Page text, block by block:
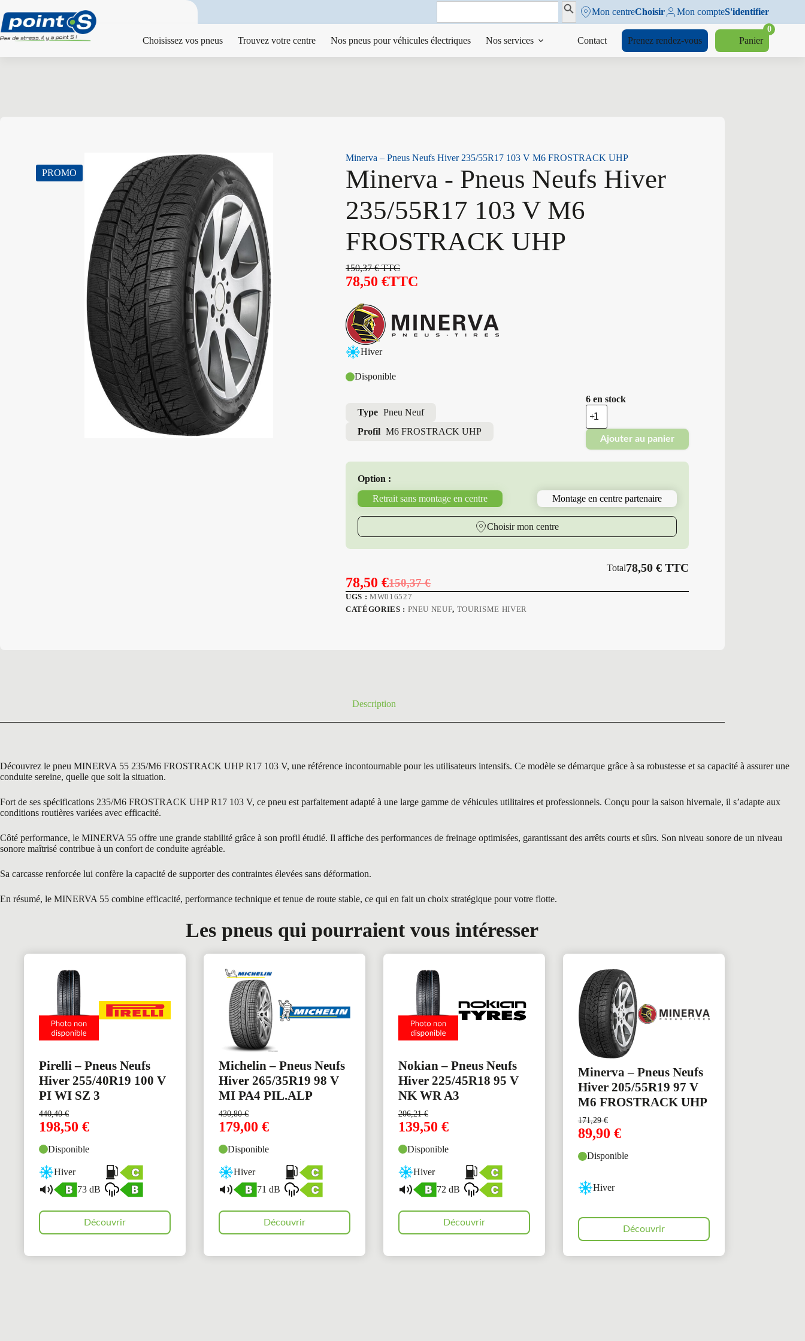
au
contenu
Search
Search ButtonMon centreChoisir Mon compteS'identifier
Choisissez vos pneus Trouvez votre centre Nos pneus pour véhicules électriques Nos services Contact Prenez rendez-vous Panier
0
PROMO
Minerva – Pneus Neufs Hiver 235/55R17 103 V M6 FROSTRACK UHP
Minerva - Pneus Neufs Hiver
235/55R17 103 V M6
FROSTRACK UHP
150,37€TTC
78,50€TTC
Hiver
Disponible
Type Pneu Neuf
Profil M6 FROSTRACK UHP
6 en stock
quantité
de
Minerva
Pneus
Neufs
103
V
Ajouter au panier
Option :
Retrait sans montage en centre
Montage en centre partenaire
Choisir mon centre
Total78,50 €TTC
150,37€
Le
prix
78,50€Le
prix
UGS : MW016527
CATÉGORIES : PNEU NEUF, TOURISME HIVER
Description
Découvrez le pneu MINERVA 55 235/M6 FROSTRACK UHP R17 103 V, une référence incontournable pour les utilisateurs intensifs. Ce modèle se démarque grâce à sa robustesse et sa capacité à assurer une
conduite sereine, quelle que soit la situation.
Fort de ses spécifications 235/M6 FROSTRACK UHP R17 103 V, ce pneu est parfaitement adapté à une large gamme de véhicules utilitaires et professionnels. Conçu pour la saison hivernale, il s’adapte aux
conditions routières variées avec efficacité.
Côté performance, le MINERVA 55 offre une grande stabilité grâce à son profil étudié. Il affiche des performances de freinage optimisées, garantissant des arrêts courts et sûrs. Son niveau sonore de un niveau
sonore maîtrisé contribue à un confort de conduite agréable.
Sa carcasse renforcée lui confère la capacité de supporter des contraintes élevées sans déformation.
En résumé, le MINERVA 55 combine efficacité, performance technique et tenue de route stable, ce qui en fait un choix stratégique pour votre flotte.
Les pneus qui pourraient vous intéresser
Pirelli – Pneus Neufs
Hiver 255/40R19 100 V
PI WI SZ 3
440,40€
198,50 €
Disponible
Hiver
73 dB
Découvrir
Michelin – Pneus Neufs
Hiver 265/35R19 98 V
MI PA4 PIL.ALP
430,80€
179,00 €
Disponible
Hiver
71 dB
Découvrir
Nokian – Pneus Neufs
Hiver 225/45R18 95 V
NK WR A3
206,21€
139,50 €
Disponible
Hiver
72 dB
Découvrir
Minerva – Pneus Neufs
Hiver 205/55R19 97 V
M6 FROSTRACK UHP
171,29€
89,90 €
Disponible
Hiver
Découvrir